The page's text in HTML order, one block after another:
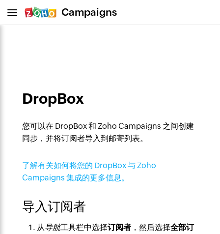
Campaigns
DropBox
您可以在 DropBox 和 Zoho Campaigns 之间创建
同步，并将订阅者导入到邮寄列表。
了解有关如何将您的 DropBox 与 Zoho
Campaigns 集成的更多信息。
导入订阅者
从导航工具栏中选择订阅者，然后选择全部订